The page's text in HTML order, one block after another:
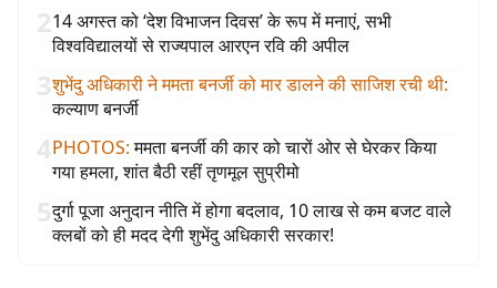
214 अगस्त को ‘देश विभाजन दिवस’ के रूप में मनाएं, सभी
विश्वविद्यालयों से राज्यपाल आरएन रवि की अपील
3शुभेंदु अधिकारी ने ममता बनर्जी को मार डालने की साजिश रची थी:
कल्याण बनर्जी
4PHOTOS: ममता बनर्जी की कार को चारों ओर से घेरकर किया
गया हमला, शांत बैठी रहीं तृणमूल सुप्रीमो
5दुर्गा पूजा अनुदान नीति में होगा बदलाव, 10 लाख से कम बजट वाले
क्लबों को ही मदद देगी शुभेंदु अधिकारी सरकार!